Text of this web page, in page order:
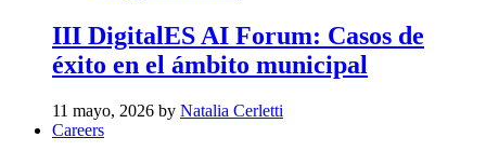
III DigitalES AI Forum: Casos de
éxito en el ámbito municipal
11 mayo, 2026 by Natalia Cerletti
Careers